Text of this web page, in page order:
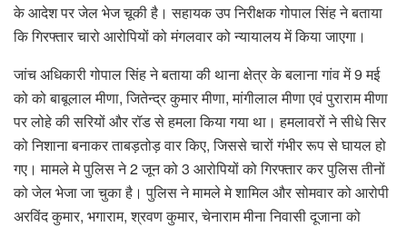
के आदेश पर जेल भेज चूकी है। सहायक उप निरीक्षक गोपाल सिंह ने बताया
कि गिरफ्तार चारो आरोपियों को मंगलवार को न्यायालय में किया जाएगा।
जांच अधिकारी गोपाल सिंह ने बताया की थाना क्षेत्र के बलाना गांव में 9 मई
को को बाबूलाल मीणा, जितेन्द्र कुमार मीणा, मांगीलाल मीणा एवं पुराराम मीणा
पर लोहे की सरियों और रॉड से हमला किया गया था। हमलावरों ने सीधे सिर
को निशाना बनाकर ताबड़तोड़ वार किए, जिससे चारों गंभीर रूप से घायल हो
गए। मामले मे पुलिस ने 2 जून को 3 आरोपियों को गिरफ्तार कर पुलिस तीनों
को जेल भेजा जा चुका है। पुलिस ने मामले मे शामिल और सोमवार को आरोपी
अरविंद कुमार, भगाराम, श्रवण कुमार, चेनाराम मीना निवासी दूजाना को